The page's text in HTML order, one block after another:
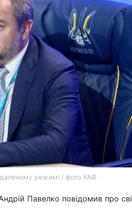
режимі / фото УАФ
Павелко повідомив про